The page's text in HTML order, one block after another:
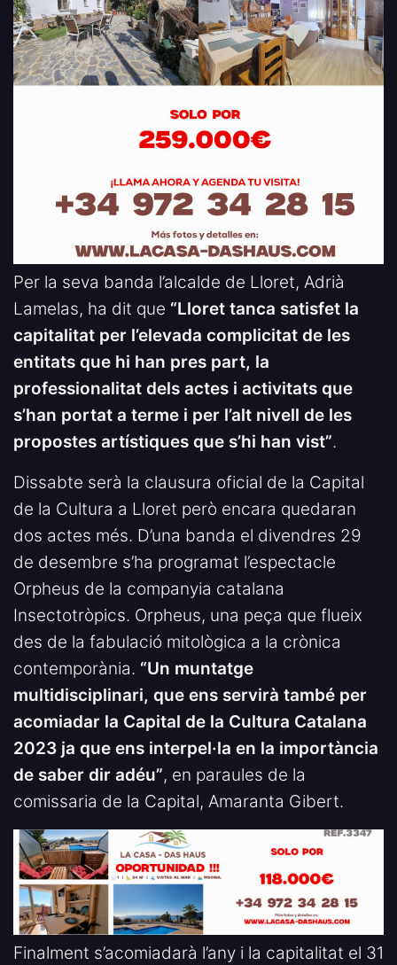
Per la seva banda l’alcalde de Lloret, Adrià
Lamelas, ha dit que “Lloret tanca satisfet la
capitalitat per l’elevada complicitat de les
entitats que hi han pres part, la
professionalitat dels actes i activitats que
s’han portat a terme i per l’alt nivell de les
propostes artístiques que s’hi han vist”.
Dissabte serà la clausura oficial de la Capital
de la Cultura a Lloret però encara quedaran
dos actes més. D’una banda el divendres 29
de desembre s’ha programat l’espectacle
Orpheus de la companyia catalana
Insectotròpics. Orpheus, una peça que flueix
des de la fabulació mitològica a la crònica
contemporània. “Un muntatge
multidisciplinari, que ens servirà també per
acomiadar la Capital de la Cultura Catalana
2023 ja que ens interpel·la en la importància
de saber dir adéu”, en paraules de la
comissaria de la Capital, Amaranta Gibert.
Finalment s’acomiadarà l’any i la capitalitat el 31